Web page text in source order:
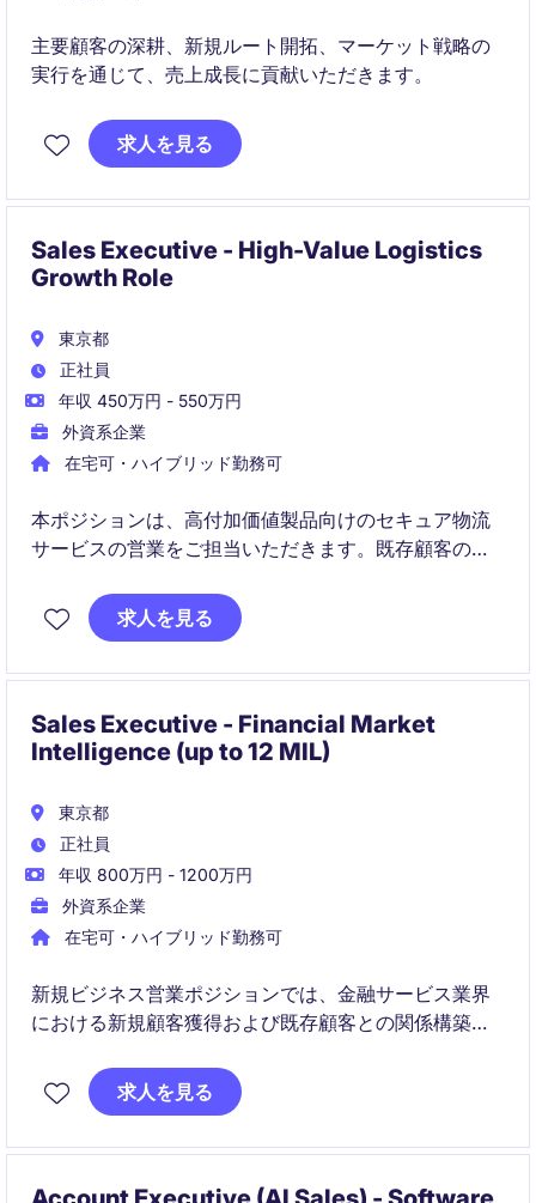
主要顧客の深耕、新規ルート開拓、マーケット戦略の
実行を通じて、売上成長に貢献いただきます。
求人を見る
Sales Executive - High-Value Logistics
Growth Role
東京都
正社員
年収 450万円 - 550万円
外資系企業
在宅可・ハイブリッド勤務可
本ポジションは、高付加価値製品向けのセキュア物流
サービスの営業をご担当いただきます。既存顧客の深
係構築を推進します。
求人を見る
Sales Executive - Financial Market
Intelligence (up to 12 MIL)
東京都
正社員
年収 800万円 - 1200万円
外資系企業
在宅可・ハイブリッド勤務可
新規ビジネス営業ポジションでは、金融サービス業界
における新規顧客獲得および既存顧客との関係構築を
一員として会社の成長に貢献していただける方を募集
しています。
求人を見る